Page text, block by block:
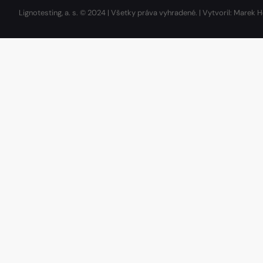
Lignotesting, a. s. © 2024 | Všetky práva vyhradené. | Vytvoril: Marek